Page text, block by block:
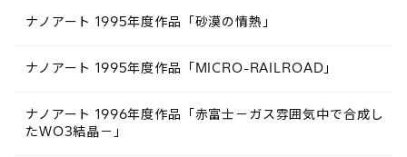
ナノアート 1995年度作品「砂漠の情熱」
ナノアート 1995年度作品「MICRO-RAILROAD」
ナノアート 1996年度作品「赤富士－ガス雰囲気中で合成し
たWO3結晶－」